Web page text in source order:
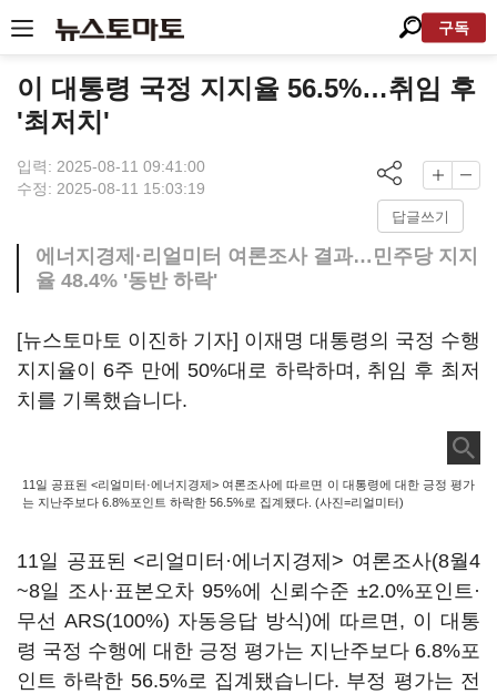
구독
이 대통령 국정 지지율 56.5%…취임 후
'최저치'
입력: 2025-08-11 09:41:00
수정: 2025-08-11 15:03:19
답글쓰기
에너지경제·리얼미터 여론조사 결과…민주당 지지
율 48.4% '동반 하락'
[뉴스토마토 이진하 기자] 이재명 대통령의 국정 수행
지지율이 6주 만에 50%대로 하락하며, 취임 후 최저
치를 기록했습니다.
11일 공표된 <리얼미터·에너지경제> 여론조사에 따르면 이 대통령에 대한 긍정 평가
는 지난주보다 6.8%포인트 하락한 56.5%로 집계됐다. (사진=리얼미터)
11일 공표된 <리얼미터·에너지경제> 여론조사(8월4
~8일 조사·표본오차 95%에 신뢰수준 ±2.0%포인트·
무선 ARS(100%) 자동응답 방식)에 따르면, 이 대통
령 국정 수행에 대한 긍정 평가는 지난주보다 6.8%포
인트 하락한 56.5%로 집계됐습니다. 부정 평가는 전